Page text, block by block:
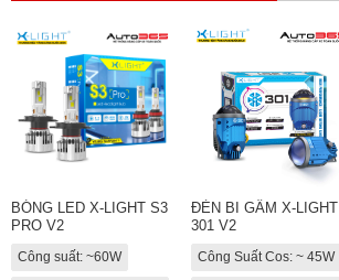
BÓNG LED X-LIGHT S3
PRO V2
Công suất: ~60W
ĐÈN BI GẦM X-LIGHT
301 V2
Công Suất Cos: ~ 45W